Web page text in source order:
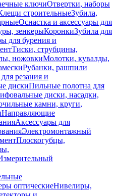
ключиОтвертки, наборы
строительныеЗубила,
Оснастка и аксессуары для
зенкерыКоронкиЗубила для
для бурения и
Тиски, струбцины,
ножовкиМолотки, кувалды,
Рубанки, рашпили
резания и
дискиПильные полотна для
диски, насадки,
камни, круги,
Направляющие
Аксессуары для
Электромонтажный
Плоскогубцы,
оптическиеНивелиры,